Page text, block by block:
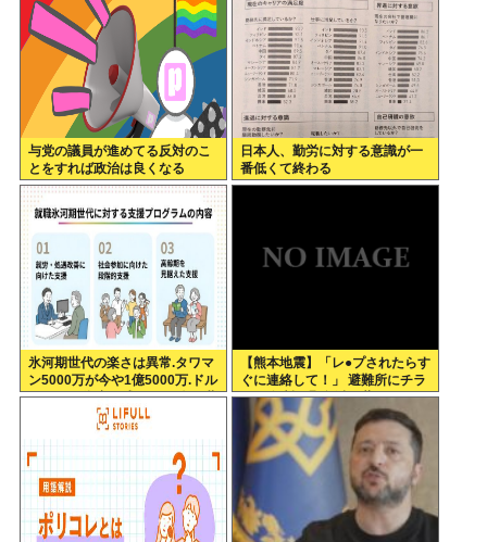
与党の議員が進めてる反対のこ
とをすれば政治は良くなる
日本人、勤労に対する意識が一
番低くて終わる
氷河期世代の楽さは異常.タワマ
ン5000万が今や1億5000万.ドル
円80円で資産形成.マジで楽な世
【熊本地震】「レ●プされたらす
ぐに連絡して！」 避難所にチラ
シ。 無料で緊急避妊薬を届ける
システムを実現へ